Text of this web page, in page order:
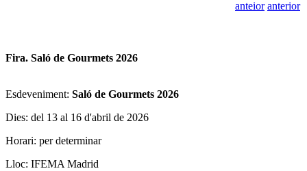
Fira. Saló de Gourmets 2026
Esdeveniment: Saló de Gourmets 2026
Dies: del 13 al 16 d'abril de 2026
Horari: per determinar
Lloc: IFEMA Madrid